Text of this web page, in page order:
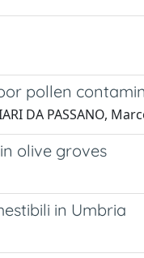
pollen
DA PASSANO,
olive groves
in Umbria